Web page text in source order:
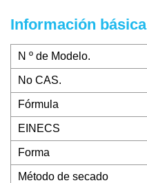
Información básica
N º de Modelo.
No CAS.
Fórmula
EINECS
Forma
Método de secado